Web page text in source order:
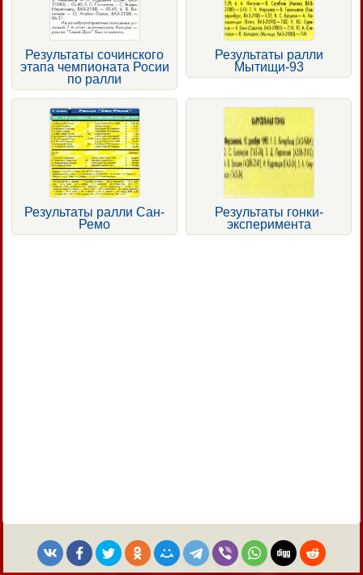
Результаты сочинского
этапа чемпионата Росии
по ралли
Результаты ралли
Мытищи-93
Результаты ралли Сан-
Ремо
Результаты гонки-
эксперимента